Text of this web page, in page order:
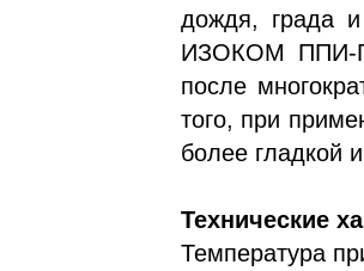
дождя, града и
ИЗОКОМ ППИ-П
после
того, при
более гладкой
Технические
Температура